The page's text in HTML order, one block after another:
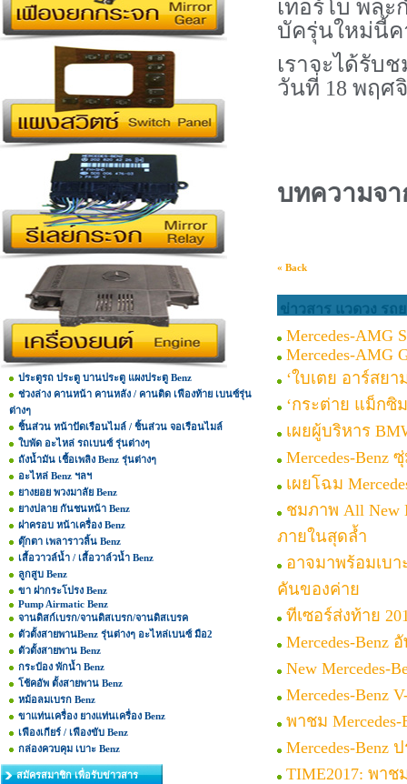
ประตูรถ ประตู บานประตู แผงประตู Benz
ช่วงล่าง คานหน้า คานหลัง / คานติด เฟืองท้าย เบนซ์รุ่น
ต่างๆ
ชิ้นส่วน หน้าปัดเรือนไมล์ / ชิ้นส่วน จอเรือนไมล์
ใบพัด อะไหล่ รถเบนซ์ รุ่นต่างๆ
ถังน้ำมัน เชื้อเพลิง Benz รุ่นต่างๆ
อะไหล่ Benz ฯลฯ
ยางยอย พวงมาลัย Benz
ยางปลาย กันชนหน้า Benz
ฝาครอบ หน้าเครื่อง Benz
ตุ๊กตา เพลาราวลิ้น Benz
เสื้อวาวล์น้ำ / เสื้อวาล์วน้ำ Benz
ลูกสูบ Benz
ขา ฝากระโปรง Benz
Pump Airmatic Benz
จานดิสก์เบรก/จานดิสเบรก/จานดิสเบรค
ตัวตั้งสายพานBenz รุ่นต่างๆ อะไหล่เบนซ์ มือ2
ตัวตั้งสายพาน Benz
กระป๋อง พักน้ำ Benz
โช้คอัพ ตั้งสายพาน Benz
หม้อลมเบรก Benz
ขาแท่นเครื่อง ยางแท่นเครื่อง Benz
เฟืองเกียร์ / เฟืองขับ Benz
กล่องควบคุม เบาะ Benz
สมัครสมาชิก เพื่อรับข่าวสาร
เทอร์โบ พละ
บัครุ่นใหม่นี้ค
เราจะได้รับ
วันที่ 18 พฤศ
บทความจ
« Back
ข่าวสาร แวดวง รถ
Mercedes-AMG
Mercedes-AMG
‘ใบเตย อาร์สยา
‘กระต่าย แม็กซิม
เผยผู้บริหาร
Mercedes-
เผยโฉม
ชมภาพ All New
ภายในสุดล้ำ
อาจมาพร้อมเบา
คันของค่าย
ทีเซอร์ส่งท้าย
Mercedes-
New Mercedes-
Mercedes-Benz
พาชม
Mercedes-Benz
TIME2017: พาช